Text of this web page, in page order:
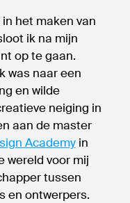
het maken van
ik na mijn
op te gaan.
was naar een
en wilde
neiging in
aan de master
Academyin
wereld voor mij
tussen
en ontwerpers.